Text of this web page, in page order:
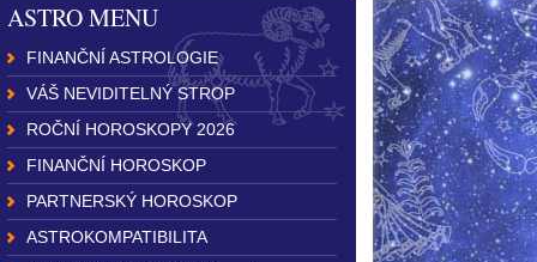
ASTRO MENU
FINANČNÍ ASTROLOGIE
VÁŠ NEVIDITELNÝ STROP
ROČNÍ HOROSKOPY 2026
FINANČNÍ HOROSKOP
PARTNERSKÝ HOROSKOP
ASTROKOMPATIBILITA